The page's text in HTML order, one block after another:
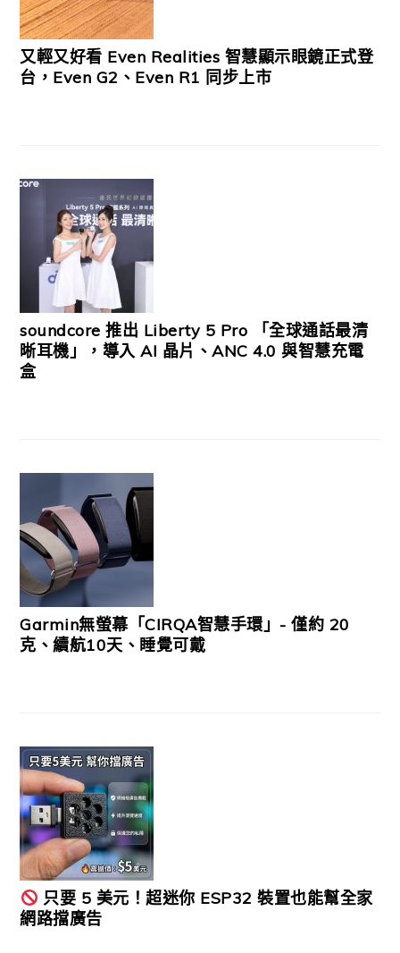
又輕又好看 Even Realities 智慧顯示眼鏡正式登
台，Even G2、Even R1 同步上市
soundcore 推出 Liberty 5 Pro 「全球通話最清
晰耳機」，導入 AI 晶片、ANC 4.0 與智慧充電
盒
Garmin無螢幕「CIRQA智慧手環」- 僅約 20
克、續航10天、睡覺可戴
只要 5 美元！超迷你 ESP32 裝置也能幫全家
網路擋廣告